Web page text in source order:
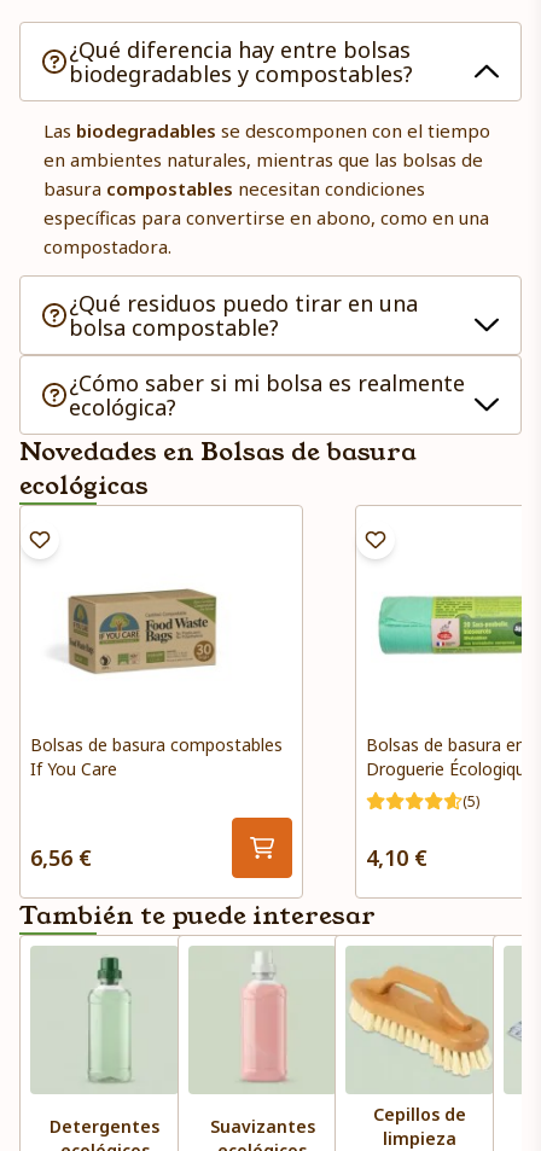
¿Qué diferencia hay entre bolsas
biodegradables y compostables?
Las biodegradables se descomponen con el tiempo
en ambientes naturales, mientras que las bolsas de
basura compostables necesitan condiciones
específicas para convertirse en abono, como en una
compostadora.
¿Qué residuos puedo tirar en una
bolsa compostable?
¿Cómo saber si mi bolsa es realmente
ecológica?
Novedades en Bolsas de basura
ecológicas
Bolsas de basura compostables
If You Care
6,56 €
Bolsas de basura en
Droguerie Écologique
(5)
4,10 €
También te puede interesar
Detergentes
Suavizantes
Cepillos de
limpieza